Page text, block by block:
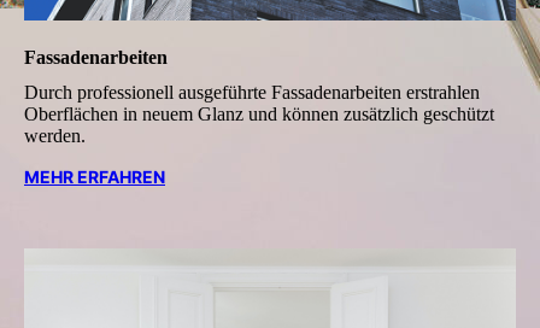
Fassadenarbeiten
Durch professionell ausgeführte Fas­sa­den­ar­beiten erstrahlen
Ober­flächen in neuem Glanz und können zusätzlich geschützt
werden.
MEHR ERFAHREN